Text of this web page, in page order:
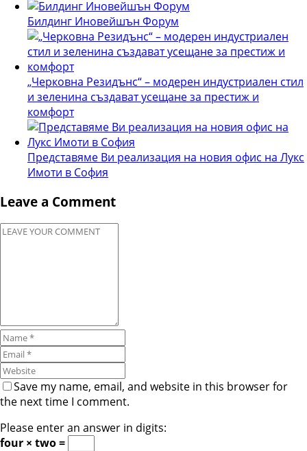
Билдинг Иновейшън Форум
„Черковна Резидънс“ – модерен индустриален стил
и зеленина създават усещане за престиж и
комфорт
Представяме Ви реализация на новия офис на Лукс
Имоти в София
Leave a Comment
Save my name, email, and website in this browser for
the next time I comment.
Please enter an answer in digits:
four × two =